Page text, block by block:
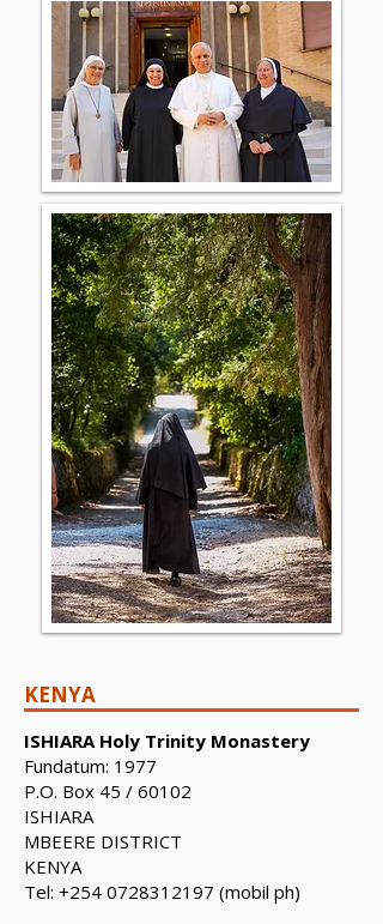
KENYA
ISHIARA Holy Trinity Monastery
Fundatum: 1977
P.O. Box 45 / 60102
ISHIARA
MBEERE DISTRICT
KENYA
Tel: +254 0728312197 (mobil ph)